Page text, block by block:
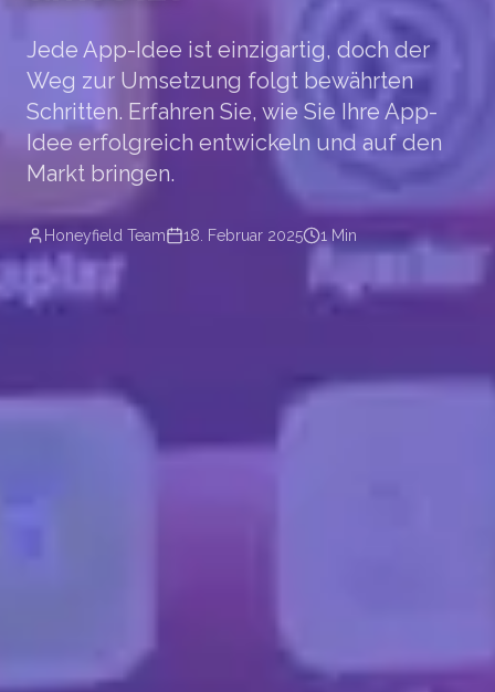
Jede App-Idee ist einzigartig, doch der
Weg zur Umsetzung folgt bewährten
Schritten. Erfahren Sie, wie Sie Ihre App-
Idee erfolgreich entwickeln und auf den
Markt bringen.
Honeyfield Team 18. Februar 2025 1 Min